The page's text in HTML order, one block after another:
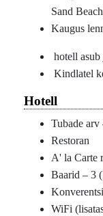
Sand
Kaugus
hotell asub
Kindlatel
Hotell
Tubade arv
Restoran
A' la Carte
Baarid – 3
WiFi